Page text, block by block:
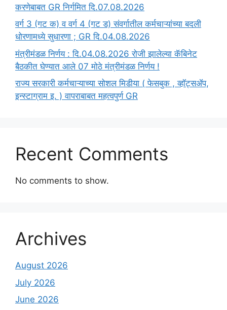
करणेबाबत GR निर्गमित दि.07.08.2026
वर्ग 3 (गट क) व वर्ग 4 (गट ड) संवर्गातील कर्मचाऱ्यांच्या बदली
धोरणामध्ये सुधारणा ; GR दि.04.08.2026
मंत्रीमंडळ निर्णय : दि.04.08.2026 रोजी झालेल्या कॅबिनेट
बैठकीत घेण्यात आले 07 मोठे मंत्रीमंडळ निर्णय !
राज्य सरकारी कर्मचाऱ्याच्या सोशल मिडीया ( फेसबुक , व्हॉट्सॲप,
इन्स्टाग्राम इ. ) वापराबाबत महत्वपुर्ण GR
Recent Comments
No comments to show.
Archives
August 2026
July 2026
June 2026